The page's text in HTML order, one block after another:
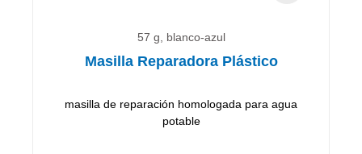
57 g, blanco-azul
Masilla Reparadora Plástico
masilla de reparación homologada para agua
potable